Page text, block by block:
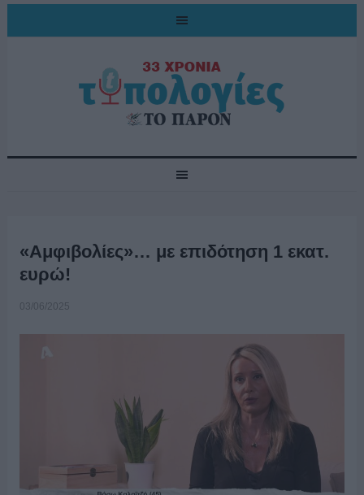
«Αμφιβολίες»… με επιδότηση 1 εκατ.
ευρώ!
03/06/2025